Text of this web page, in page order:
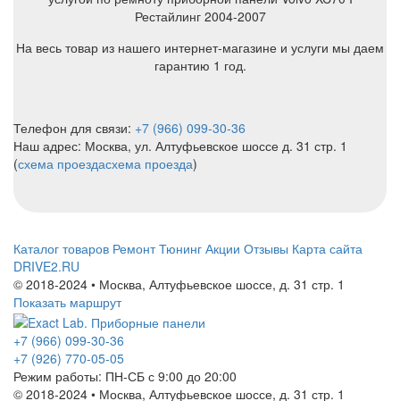
Рестайлинг 2004-2007
На весь товар из нашего интернет-магазине и услуги мы даем
гарантию 1 год.
Телефон для связи: +7 (966) 099-30-36
Наш адрес: Москва, ул. Алтуфьевское шоссе д. 31 стр. 1
(схема проездасхема проезда)
Каталог товаров Ремонт Тюнинг Акции Отзывы Карта сайта
DRIVE2.RU
© 2018-2024 • Москва, Алтуфьевское шоссе, д. 31 стр. 1
Показать маршрут
+7 (966) 099-30-36
+7 (926) 770-05-05
Режим работы: ПН-СБ с 9:00 до 20:00
© 2018-2024 • Москва, Алтуфьевское шоссе, д. 31 стр. 1